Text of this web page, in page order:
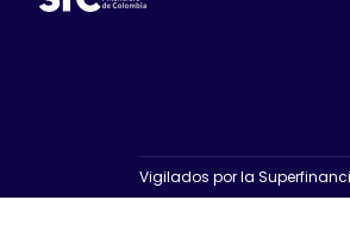
Vigilados por la